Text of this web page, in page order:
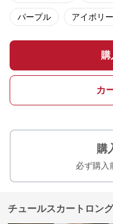
パープル アイボリー
購
カ
購
必ず購入
チュールスカートロン